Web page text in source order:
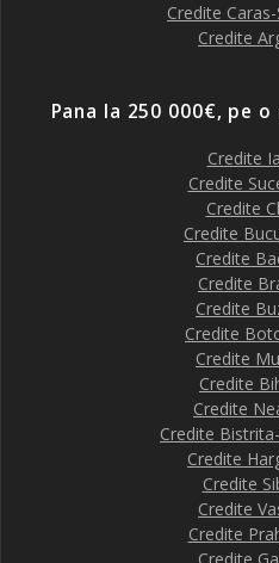
Credite
Credite
Pana la 250 000€, pe
Credite
Credite
Credite
Credite
Credite
Credite
Credite
Credite
Credite
Credite
Credite
Credite
Credite
Credite
Credite
Credite